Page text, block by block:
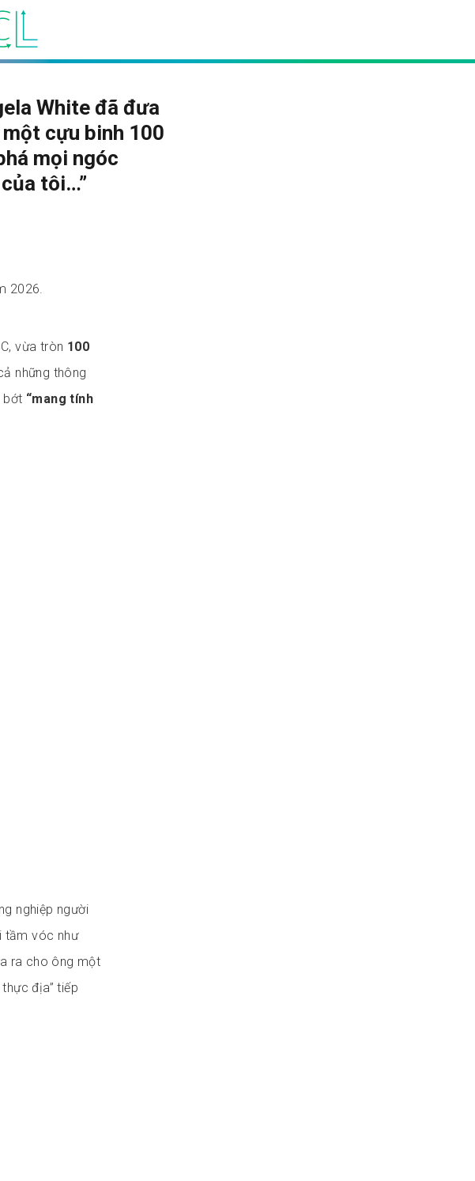
White đã đưa
cựu binh 100
mọi ngóc
tôi…”
2026.
vừa tròn 100
những thông
bớt “mang tính
nghiệp người
tầm vóc như
ra cho ông một
địa” tiếp